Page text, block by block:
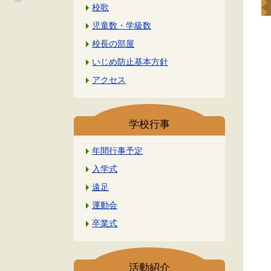
校歌
児童数・学級数
校長の部屋
いじめ防止基本方針
アクセス
学校行事
年間行事予定
入学式
遠足
運動会
卒業式
活動紹介